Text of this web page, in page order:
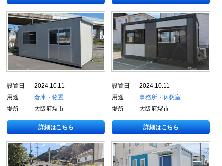
設置日
2024.10.11
用途
倉庫・物置
場所
大阪府堺市
詳細はこちら
設置日
2024.10.11
用途
事務所・休憩室
場所
大阪府堺市
詳細はこちら